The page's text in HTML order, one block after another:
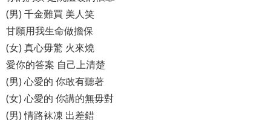
(男) 千金難買 美人笑
甘願用我生命做擔保
(女) 真心毋驚 火來燒
愛你的答案 自己上清楚
(男) 心愛的 你敢有聽著
(女) 心愛的 你講的無毋對
(男) 情路袜凍 出差錯